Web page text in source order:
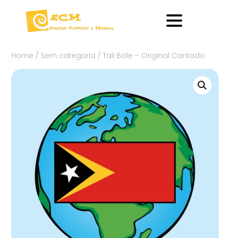
Home / Sem categoria / Tali Bole – Original Cantado